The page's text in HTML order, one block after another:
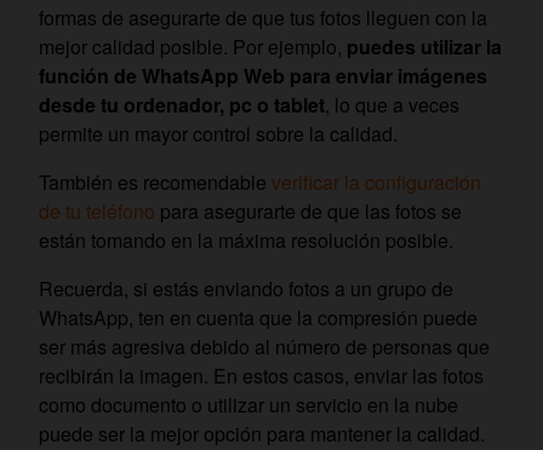
formas de asegurarte de que tus fotos lleguen con la
mejor calidad posible. Por ejemplo, puedes utilizar la
función de WhatsApp Web para enviar imágenes
desde tu ordenador, pc o tablet, lo que a veces
permite un mayor control sobre la calidad.
También es recomendable verificar la configuración
de tu teléfono para asegurarte de que las fotos se
están tomando en la máxima resolución posible.
Recuerda, si estás enviando fotos a un grupo de
WhatsApp, ten en cuenta que la compresión puede
ser más agresiva debido al número de personas que
recibirán la imagen. En estos casos, enviar las fotos
como documento o utilizar un servicio en la nube
puede ser la mejor opción para mantener la calidad.